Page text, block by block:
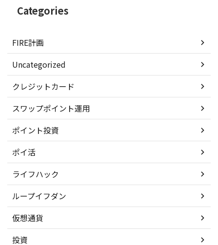
Categories
FIRE計画
Uncategorized
クレジットカード
スワップポイント運用
ポイント投資
ポイ活
ライフハック
ループイフダン
仮想通貨
投資